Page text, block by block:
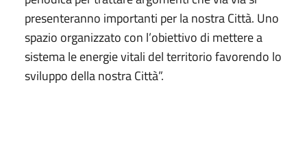
presenteranno importanti per la nostra Città. Uno
spazio organizzato con l’obiettivo di mettere a
sistema le energie vitali del territorio favorendo lo
sviluppo della nostra Città”.